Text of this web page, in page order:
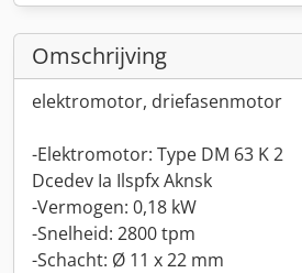
Omschrijving
elektromotor, driefasenmotor
-Elektromotor: Type DM 63 K 2
Dcedev Ia Ilspfx Aknsk
-Vermogen: 0,18 kW
-Snelheid: 2800 tpm
-Schacht: Ø 11 x 22 mm